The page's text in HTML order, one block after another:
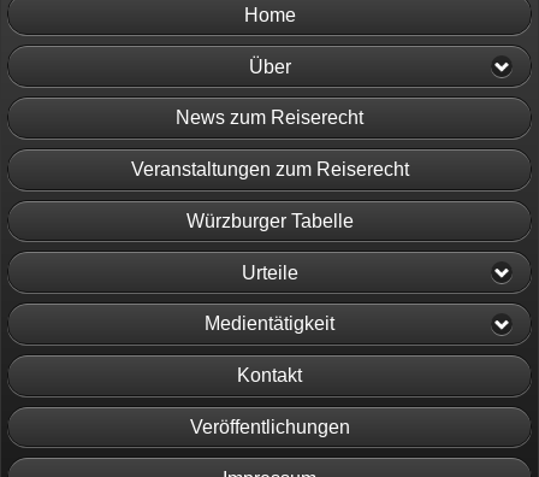
Home
Über
News zum Reiserecht
Veranstaltungen zum Reiserecht
Würzburger Tabelle
Urteile
Medientätigkeit
Kontakt
Veröffentlichungen